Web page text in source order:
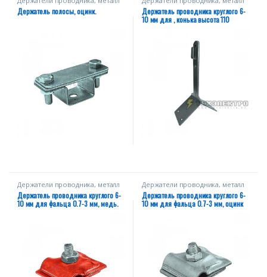
Держатель полосы, оцинк.
Держатель проводника круглого 6-
10 мм для , конька высота 110
Держатели проводника, металл
Держатель проводника круглого 6-
10 мм для фальца 0.7-3 мм, медь.
Держатели проводника, металл
Держатель проводника круглого 6-
10 мм для фальца 0.7-3 мм, оцинк